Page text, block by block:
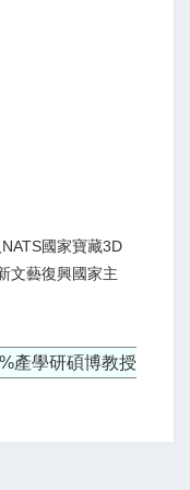
國家寶藏3D
文藝復興國家主
產學研碩博教授